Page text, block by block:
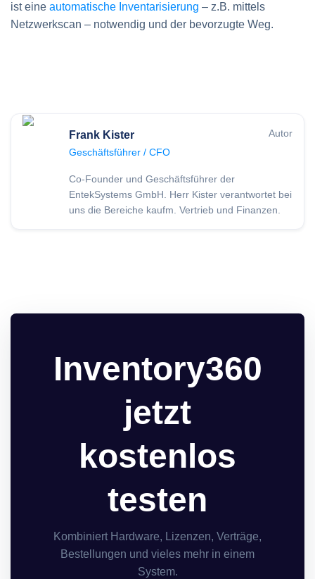
ist eine automatische Inventarisierung – z.B. mittels
Netzwerkscan – notwendig und der bevorzugte Weg.
Frank Kister
Autor
Geschäftsführer / CFO
Co-Founder und Geschäftsführer der
EntekSystems GmbH. Herr Kister verantwortet bei
uns die Bereiche kaufm. Vertrieb und Finanzen.
Inventory360
jetzt
kostenlos
testen
Kombiniert Hardware, Lizenzen, Verträge,
Bestellungen und vieles mehr in einem
System.